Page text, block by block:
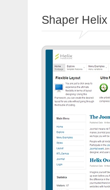
Shaper Helix